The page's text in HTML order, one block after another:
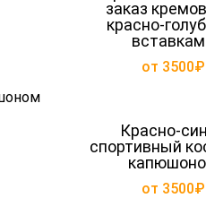
заказ
красно-
от 3500₽
Красно-
спортивный
от 3500₽